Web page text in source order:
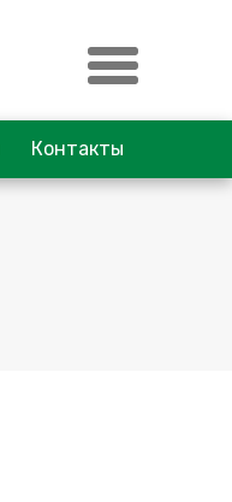
Контакты